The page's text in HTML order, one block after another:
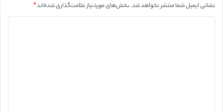
نشانی ایمیل شما منتشر نخواهد شد.بخش‌های موردنیاز علامت‌گذاری شده‌اند*